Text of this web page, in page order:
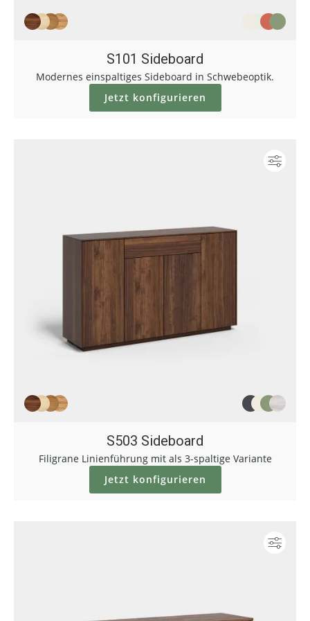
S101 Sideboard
Modernes einspaltiges Sideboard in Schwebeoptik.
Jetzt konfigurieren
S503 Sideboard
Filigrane Linienführung mit als 3-spaltige Variante
Jetzt konfigurieren